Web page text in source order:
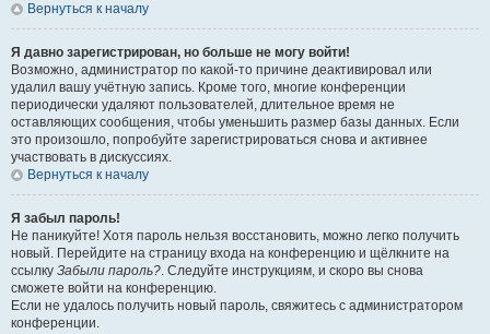
Вернуться к началу
Я давно зарегистрирован, но больше не могу войти!
Возможно, администратор по какой-то причине деактивировал или
удалил вашу учётную запись. Кроме того, многие конференции
периодически удаляют пользователей, длительное время не
оставляющих сообщения, чтобы уменьшить размер базы данных. Если
это произошло, попробуйте зарегистрироваться снова и активнее
участвовать в дискуссиях.
Вернуться к началу
Я забыл пароль!
Не паникуйте! Хотя пароль нельзя восстановить, можно легко получить
новый. Перейдите на страницу входа на конференцию и щёлкните на
ссылку Забыли пароль?. Следуйте инструкциям, и скоро вы снова
сможете войти на конференцию.
Если не удалось получить новый пароль, свяжитесь с администратором
конференции.